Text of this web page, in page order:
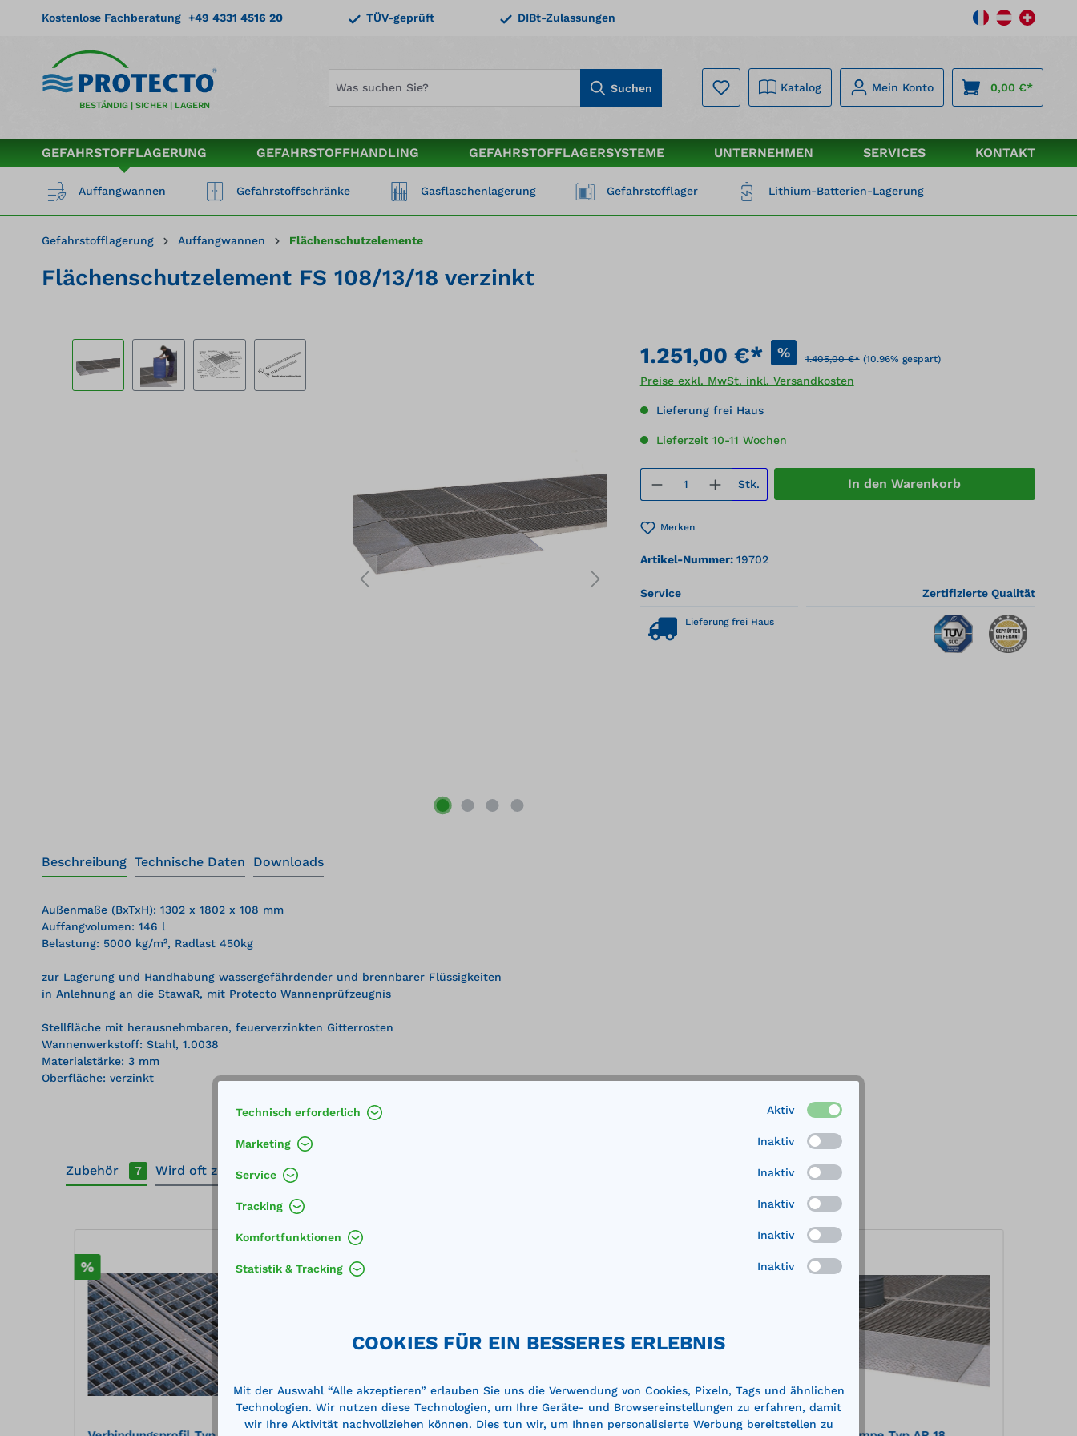
Zur Hauptnavigation springen
Kostenlose Fachberatung +49 4331 4516 20 TÜV-geprüft DIBt-Zulassungen
BESTÄNDIG | SICHER | LAGERN
Suchen Katalog Mein Konto 0,00 €*
GEFAHRSTOFFLAGERUNG GEFAHRSTOFFHANDLING GEFAHRSTOFFLAGERSYSTEME UNTERNEHMEN SERVICES KONTAKT
Auffangwannen Gefahrstoffschränke Gasflaschenlagerung Gefahrstofflager Lithium-Batterien-Lagerung
Gefahrstofflagerung Auffangwannen Flächenschutzelemente
Flächenschutzelement FS 108/13/18 verzinkt
Bildergalerie überspringen 1.251,00 €* % 1.405,00 €* (10.96% gespart)
Preise exkl. MwSt. inkl. Versandkosten
Lieferung frei Haus
Lieferzeit 10-11 Wochen
Produkt Anzahl: Gib den gewünschten Wert
Stk. In den Warenkorb
Merken
Artikel-Nummer: 19702
Service
Lieferung frei Haus
Zertifizierte Qualität
Beschreibung Technische Daten Downloads
Außenmaße (BxTxH): 1302 x 1802 x 108 mm
Auffangvolumen: 146 l
Belastung: 5000 kg/m², Radlast 450kg
zur Lagerung und Handhabung wassergefährdender und brennbarer Flüssigkeiten
in Anlehnung an die StawaR, mit Protecto Wannenprüfzeugnis
Stellfläche mit herausnehmbaren, feuerverzinkten Gitterrosten
Wannenwerkstoff: Stahl, 1.0038
Materialstärke: 3 mm
Oberfläche: verzinkt
Zubehör 7 Wird oft zusammen gekauft
% % %
Technisch erforderlich Aktiv
Marketing Inaktiv
Service Inaktiv
Tracking Inaktiv
Komfortfunktionen Inaktiv
Statistik & Tracking Inaktiv
COOKIES FÜR EIN BESSERES ERLEBNIS
Mit der Auswahl “Alle akzeptieren” erlauben Sie uns die Verwendung von Cookies, Pixeln, Tags und ähnlichen
Technologien. Wir nutzen diese Technologien, um Ihre Geräte- und Browsereinstellungen zu erfahren, damit
wir Ihre Aktivität nachvollziehen können. Dies tun wir, um Ihnen personalisierte Werbung bereitstellen zu